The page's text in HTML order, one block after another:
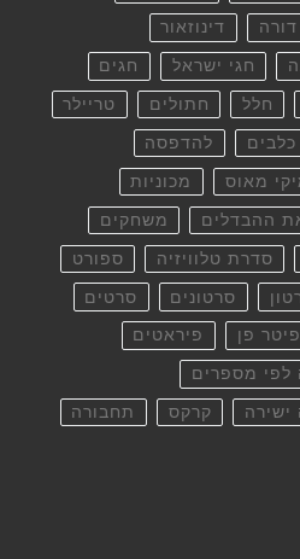
דורה דינוזאור
חגי ישראל חגים
חלל חתולים טריילר
כלבים להדפסה
מאוס מכוניות
ההבדלים משחקים
סדרת טלוויזיה ספורט
סרטונים סרטים
פיטר פן פיראטים
לפי מספרים
ישירה קרקס תחבורה